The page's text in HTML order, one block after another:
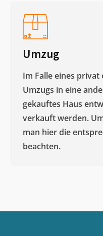
Umzug
Im Falle eines
Umzugs in eine
gekauftes Haus
verkauft werden.
man hier die
beachten.